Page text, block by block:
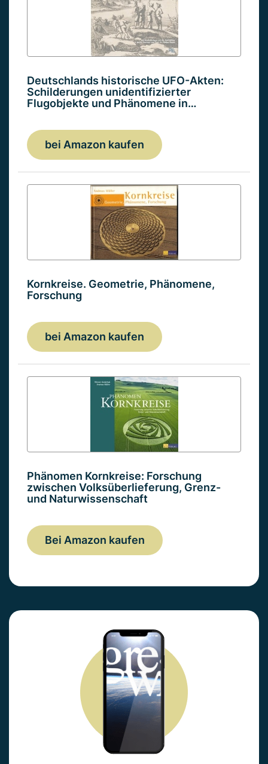
Deutschlands historische UFO-Akten:
Schilderungen unidentifizierter
Flugobjekte und Phänomene in…
bei Amazon kaufen
Kornkreise. Geometrie, Phänomene,
Forschung
bei Amazon kaufen
Phänomen Kornkreise: Forschung
zwischen Volksüberlieferung, Grenz-
und Naturwissenschaft
Bei Amazon kaufen